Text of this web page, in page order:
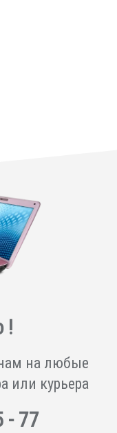
!
на любые
или курьера
- 77